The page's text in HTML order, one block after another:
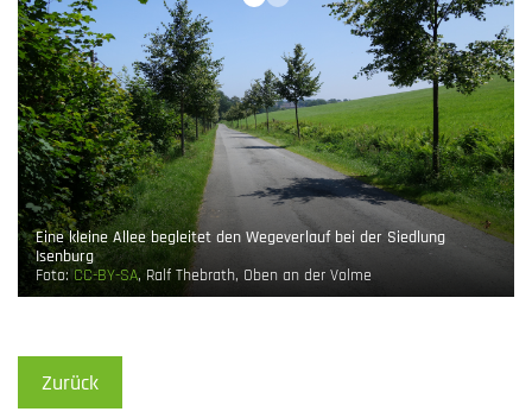
Eine kleine Allee begleitet den Wegeverlauf bei der Siedlung
Isenburg
Foto:CC-BY-SA, Ralf Thebrath, Oben an der Volme
Zurück